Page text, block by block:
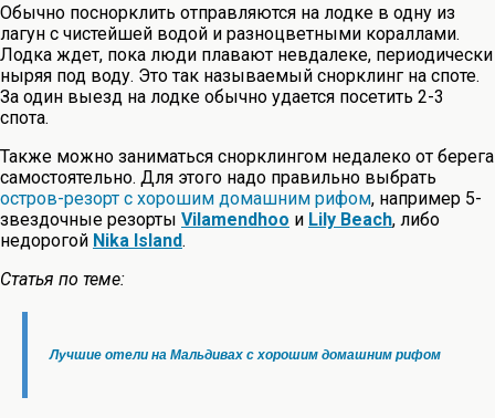
Обычно поснорклить отправляются на лодке в одну из
лагун с чистейшей водой и разноцветными кораллами.
Лодка ждет, пока люди плавают невдалеке, периодически
ныряя под воду. Это так называемый снорклинг на споте.
За один выезд на лодке обычно удается посетить 2-3
спота.
Также можно заниматься снорклингом недалеко от берега
самостоятельно. Для этого надо правильно выбрать
остров-резорт с хорошим домашним рифом, например 5-
звездочные резорты Vilamendhoo и Lily Beach, либо
недорогой Nika Island.
Статья по теме:
Лучшие отели на Мальдивах с хорошим домашним рифом